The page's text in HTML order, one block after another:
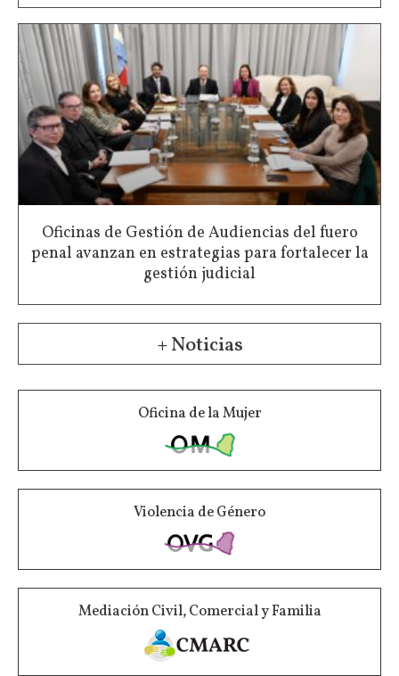
Oficinas de Gestión de Audiencias del fuero
penal avanzan en estrategias para fortalecer la
gestión judicial
+ Noticias
Oficina de la Mujer
Violencia de Género
Mediación Civil, Comercial y Familia